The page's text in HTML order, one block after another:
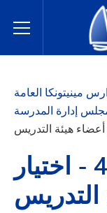
Toggle Menu
العامة
مينيتونكا العامة
إدارة المدرسة
السياسة رقم 464 - اختيار
التدريس